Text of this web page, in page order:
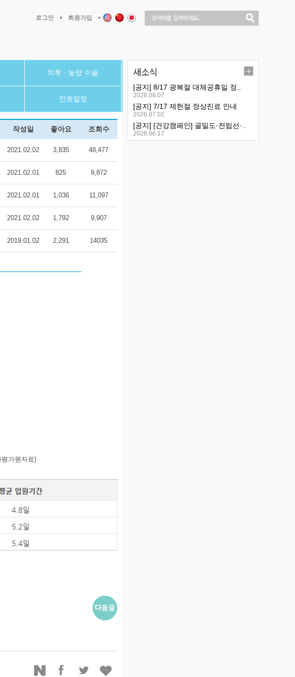
로그인 회원가입
치루 · 농양 수술
진료일정
작성일 좋아요 조회수
2021.02.02 3,835 48,477
2021.02.01 825 9,872
2021.02.01 1,036 11,097
2021.02.02 1,792 9,907
2019.01.02 2,291 14035
가원자료)
새소식
[공지] 8/17 광복절 대체공휴일 정..
2026.08.07
[공지] 7/17 제헌절 정상진료 안내
2026.07.02
[공지] [건강캠페인] 골밀도·전립선·..
2026.06.17